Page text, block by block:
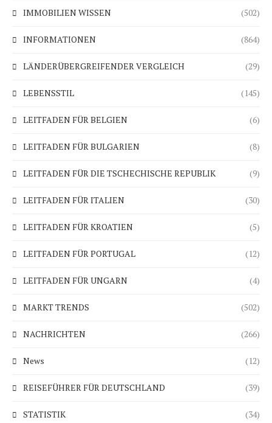
IMMOBILIEN WISSEN (502)
INFORMATIONEN (864)
LÄNDERÜBERGREIFENDER VERGLEICH (29)
LEBENSSTIL (145)
LEITFADEN FÜR BELGIEN (6)
LEITFADEN FÜR BULGARIEN (8)
LEITFADEN FÜR DIE TSCHECHISCHE REPUBLIK (9)
LEITFADEN FÜR ITALIEN (30)
LEITFADEN FÜR KROATIEN (5)
LEITFADEN FÜR PORTUGAL (12)
LEITFADEN FÜR UNGARN (4)
MARKT TRENDS (502)
NACHRICHTEN (266)
News (12)
REISEFÜHRER FÜR DEUTSCHLAND (39)
STATISTIK (34)